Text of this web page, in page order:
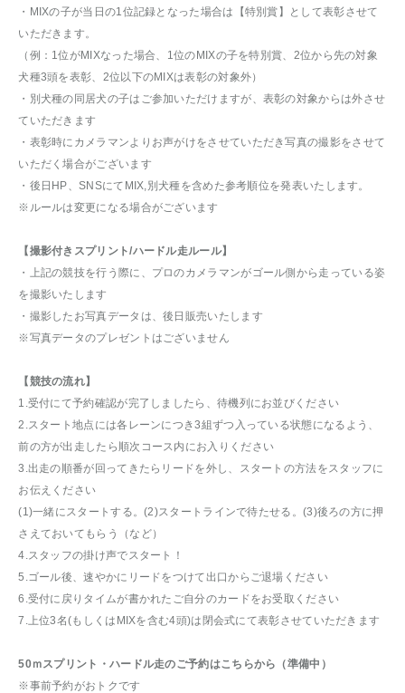
・MIXの子が当日の1位記録となった場合は【特別賞】として表彰させて
いただきます。
（例：1位がMIXなった場合、1位のMIXの子を特別賞、2位から先の対象
犬種3頭を表彰、2位以下のMIXは表彰の対象外）
・別犬種の同居犬の子はご参加いただけますが、表彰の対象からは外させ
ていただきます
・表彰時にカメラマンよりお声がけをさせていただき写真の撮影をさせて
いただく場合がございます
・後日HP、SNSにてMIX,別犬種を含めた参考順位を発表いたします。
※ルールは変更になる場合がございます
【撮影付きスプリント/ハードル走ルール】
・上記の競技を行う際に、プロのカメラマンがゴール側から走っている姿
を撮影いたします
・撮影したお写真データは、後日販売いたします
※写真データのプレゼントはございません
【競技の流れ】
1.受付にて予約確認が完了しましたら、待機列にお並びください
2.スタート地点には各レーンにつき3組ずつ入っている状態になるよう、
前の方が出走したら順次コース内にお入りください
3.出走の順番が回ってきたらリードを外し、スタートの方法をスタッフに
お伝えください
(1)一緒にスタートする。(2)スタートラインで待たせる。(3)後ろの方に押
さえておいてもらう（など）
4.スタッフの掛け声でスタート！
5.ゴール後、速やかにリードをつけて出口からご退場ください
6.受付に戻りタイムが書かれたご自分のカードをお受取ください
7.上位3名(もしくはMIXを含む4頭)は閉会式にて表彰させていただきます
50ｍスプリント・ハードル走のご予約はこちらから（準備中）
※事前予約がおトクです